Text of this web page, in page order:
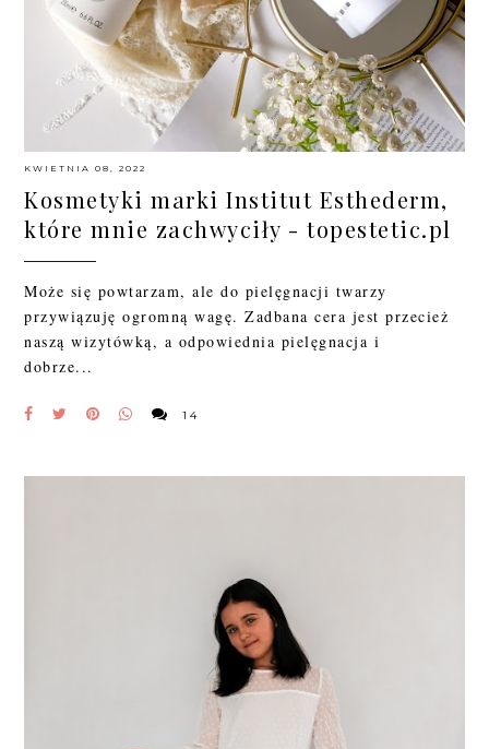
KWIETNIA 08, 2022
Kosmetyki marki Institut Esthederm,
które mnie zachwyciły - topestetic.pl
Może się powtarzam, ale do pielęgnacji twarzy
przywiązuję ogromną wagę. Zadbana cera jest przecież
naszą wizytówką, a odpowiednia pielęgnacja i
dobrze...
14